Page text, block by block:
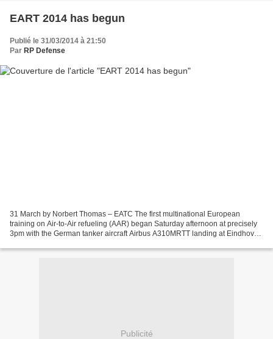
EART 2014 has begun
Publié le 31/03/2014 à 21:50
Par RP Defense
31 March by Norbert Thomas – EATC The first multinational European
training on Air-to-Air refueling (AAR) began Saturday afternoon at precisely
3pm with the German tanker aircraft Airbus A310MRTT landing at Eindhoven
Publicité